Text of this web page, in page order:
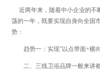
近两年来，随着中小企业的不
荡的一年，既要实现自身向全国
势：
趋势一：实现"以点带面+横
二、三线卫浴品牌一般来讲都